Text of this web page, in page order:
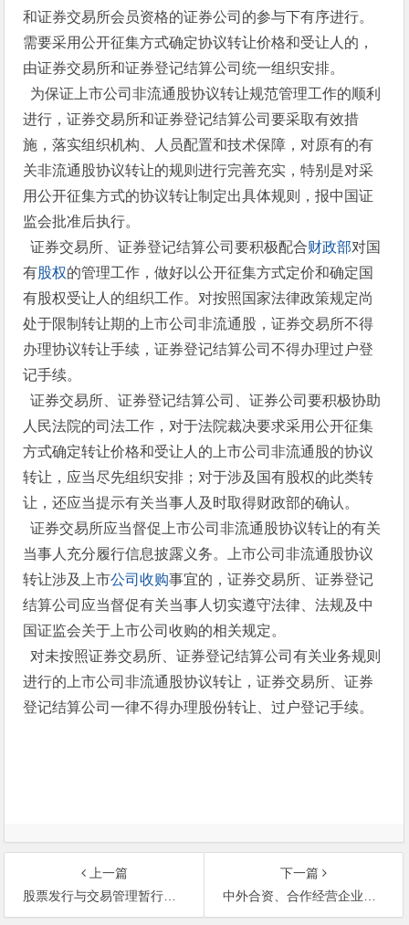
和证券交易所会员资格的证券公司的参与下有序进行。
需要采用公开征集方式确定协议转让价格和受让人的，
由证券交易所和证券登记结算公司统一组织安排。
为保证上市公司非流通股协议转让规范管理工作的顺利
进行，证券交易所和证券登记结算公司要采取有效措
施，落实组织机构、人员配置和技术保障，对原有的有
关非流通股协议转让的规则进行完善充实，特别是对采
用公开征集方式的协议转让制定出具体规则，报中国证
监会批准后执行。
证券交易所、证券登记结算公司要积极配合财政部对国
有股权的管理工作，做好以公开征集方式定价和确定国
有股权受让人的组织工作。对按照国家法律政策规定尚
处于限制转让期的上市公司非流通股，证券交易所不得
办理协议转让手续，证券登记结算公司不得办理过户登
记手续。
证券交易所、证券登记结算公司、证券公司要积极协助
人民法院的司法工作，对于法院裁决要求采用公开征集
方式确定转让价格和受让人的上市公司非流通股的协议
转让，应当尽先组织安排；对于涉及国有股权的此类转
让，还应当提示有关当事人及时取得财政部的确认。
证券交易所应当督促上市公司非流通股协议转让的有关
当事人充分履行信息披露义务。上市公司非流通股协议
转让涉及上市公司收购事宜的，证券交易所、证券登记
结算公司应当督促有关当事人切实遵守法律、法规及中
国证监会关于上市公司收购的相关规定。
对未按照证券交易所、证券登记结算公司有关业务规则
进行的上市公司非流通股协议转让，证券交易所、证券
登记结算公司一律不得办理股份转让、过户登记手续。
上一篇
股票发行与交易管理暂行条例
下一篇
中外合资、合作经营企业中方投资人新增资本贷款管理办法（2000）